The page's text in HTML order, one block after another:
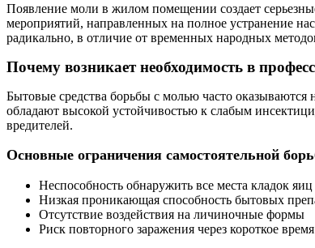
Появление моли в жилом помещении создает
мероприятий, направленных на полное устранение
радикально, в отличие от временных народных
Почему возникает необходимость в
Бытовые средства борьбы с молью часто
обладают высокой устойчивостью к слабым
вредителей.
Основные ограничения самостоятельной
Неспособность обнаружить все места кладок яиц
Низкая проникающая способность бытовых
Отсутствие воздействия на личиночные формы
Риск повторного заражения через короткое время